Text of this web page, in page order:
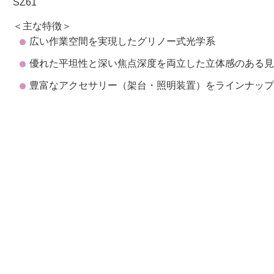
SZ61
＜主な特徴＞
広い作業空間を実現したグリノー式光学系
優れた平坦性と深い焦点深度を両立した立体感のある
豊富なアクセサリー（架台・照明装置）をラインナップ